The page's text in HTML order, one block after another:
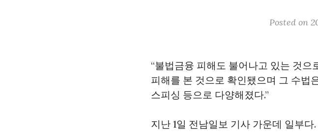
Posted on
“불법금융 피해도 불어나고 있는 것
피해를 본 것으로 확인됐으며 그 수
스피싱 등으로 다양해졌다.”
지난 1일 전남일보 기사 가운데 일부다